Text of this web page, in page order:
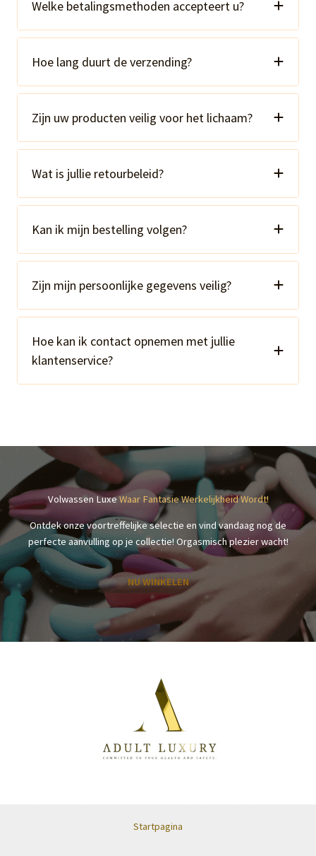
Welke betalingsmethoden accepteert u?
Hoe lang duurt de verzending?
Zijn uw producten veilig voor het lichaam?
Wat is jullie retourbeleid?
Kan ik mijn bestelling volgen?
Zijn mijn persoonlijke gegevens veilig?
Hoe kan ik contact opnemen met jullie
klantenservice?
Volwassen LuxeWaar Fantasie Werkelijkheid Wordt!
Ontdek onze voortreffelijke selectie en vind vandaag nog de
perfecte aanvulling op je collectie! Orgasmisch plezier wacht!
NU WINKELEN
Startpagina